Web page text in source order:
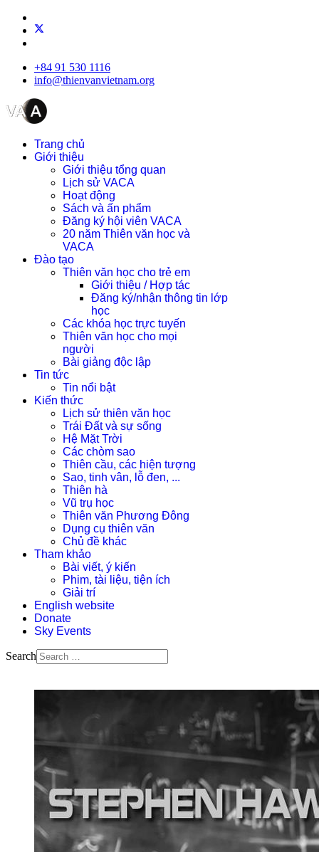
+84 91 530 1116
info@thienvanvietnam.org
Trang chủ
Giới thiệu
Giới thiệu tổng quan
Lịch sử VACA
Hoạt động
Sách và ấn phẩm
Đăng ký hội viên VACA
20 năm Thiên văn học và
VACA
Đào tạo
Thiên văn học cho trẻ em
Giới thiệu / Hợp tác
Đăng ký/nhận thông tin lớp
học
Các khóa học trực tuyến
Thiên văn học cho mọi
người
Bài giảng độc lập
Tin tức
Tin nổi bật
Kiến thức
Lịch sử thiên văn học
Trái Đất và sự sống
Hệ Mặt Trời
Các chòm sao
Thiên cầu, các hiện tượng
Sao, tinh vân, lỗ đen, ...
Thiên hà
Vũ trụ học
Thiên văn Phương Đông
Dụng cụ thiên văn
Chủ đề khác
Tham khảo
Bài viết, ý kiến
Phim, tài liệu, tiện ích
Giải trí
English website
Donate
Sky Events
Search